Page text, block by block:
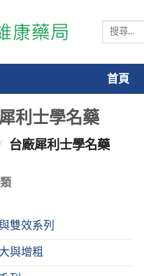
搜
鍵
字:
首頁
利士學名藥
台廠犀利士學名藥
雙效系列
與增粗